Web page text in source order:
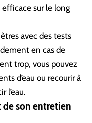
efficace sur le long
avec des tests
en cas de
trop, vous pouvez
d’eau ou recourir à
l’eau.
de son entretien